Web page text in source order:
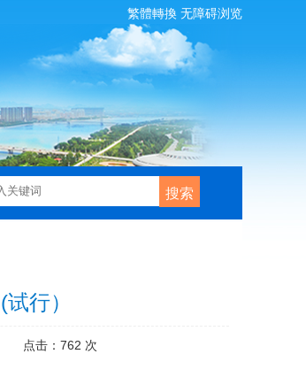
繁體轉換 无障碍浏览
搜索
行）
点击：762 次